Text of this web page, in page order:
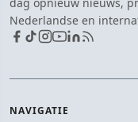
Nederlandse en
NAVIGATIE